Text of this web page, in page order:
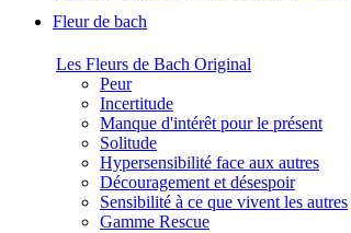
Fleur de bach
Les Fleurs de Bach Original
Peur
Incertitude
Manque d'intérêt pour le présent
Solitude
Hypersensibilité face aux autres
Découragement et désespoir
Sensibilité à ce que vivent les autres
Gamme Rescue